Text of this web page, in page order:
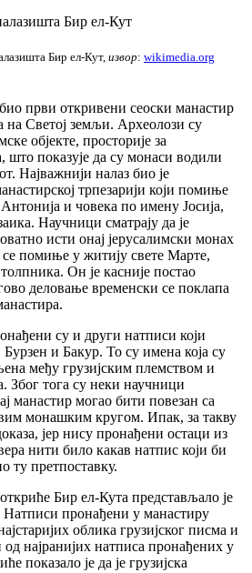
Бир ел-Кут, извор: wikimedia.org
први откривени сеоски манастир
на Светој земљи. Археолози су
објекте, просторије за
показује да су монаси водили
Најважнији налаз био је
трпезарији који помиње
и човека по имену Јосија,
Научници сматрају да је
исти онај јерусалимски монах
се помиње у житију свете Марте,
Он је касније постао
деловање временски се поклапа
су и други натписи који
и Бакур. То су имена која су
међу грузијским племством и
Због тога су неки научници
манастир могао бити повезан са
монашким кругом. Ипак, за такву
јер нису пронађени остаци из
нити било какав натпис који би
ту претпоставку.
Бир ел-Кута представљало је
Натписи пронађени у манастиру
облика грузијског писма и
најранијих натписа пронађених у
показало је да је грузијска